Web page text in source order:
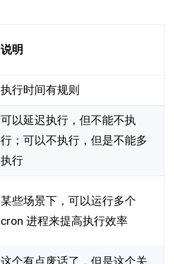
说明
执行时间有规则
可以延迟执行，但不能不执
行；可以不执行，但是不能多
执行
某些场景下，可以运行多个
cron 进程来提高执行效率